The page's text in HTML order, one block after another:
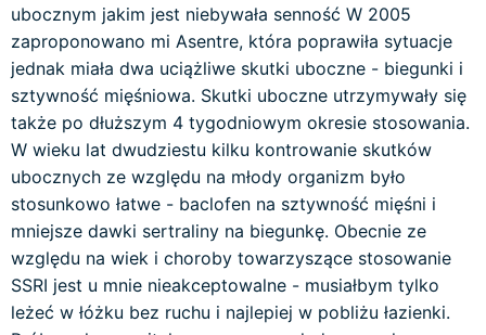
ubocznym jakim jest niebywała senność W 2005
zaproponowano mi Asentre, która poprawiła sytuacje
jednak miała dwa uciążliwe skutki uboczne - biegunki i
sztywność mięśniowa. Skutki uboczne utrzymywały się
także po dłuższym 4 tygodniowym okresie stosowania.
W wieku lat dwudziestu kilku kontrowanie skutków
ubocznych ze względu na młody organizm było
stosunkowo łatwe - baclofen na sztywność mięśni i
mniejsze dawki sertraliny na biegunkę. Obecnie ze
względu na wiek i choroby towarzyszące stosowanie
SSRI jest u mnie nieakceptowalne - musiałbym tylko
leżeć w łóżku bez ruchu i najlepiej w pobliżu łazienki.